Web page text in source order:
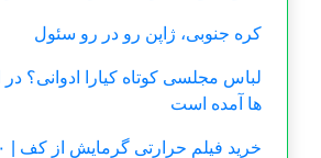
کره جنوبی، ژاپن رو در رو سئول
لباس مجلسی کوتاه کیارا ادوانی؟ در
ها آمده است